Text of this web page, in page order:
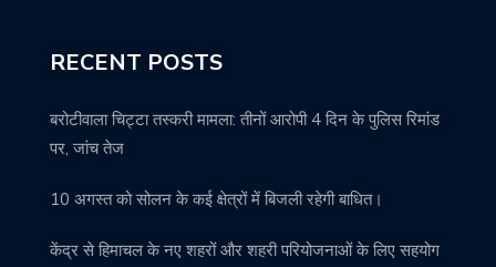
RECENT POSTS
बरोटीवाला चिट्टा तस्करी मामला: तीनों आरोपी 4 दिन के पुलिस रिमांड
पर, जांच तेज
10 अगस्त को सोलन के कई क्षेत्रों में बिजली रहेगी बाधित।
केंद्र से हिमाचल के नए शहरों और शहरी परियोजनाओं के लिए सहयोग